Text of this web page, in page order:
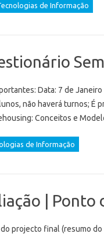
de Informação
Data: 7 de Janeiro
não haverá turnos; É
Conceitos e
de Informação
| Ponto
projecto final (resumo